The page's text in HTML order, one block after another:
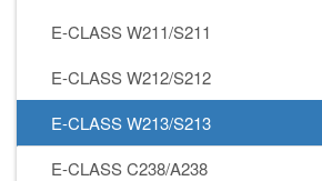
E-CLASS W211/S211
E-CLASS W212/S212
E-CLASS W213/S213
E-CLASS C238/A238